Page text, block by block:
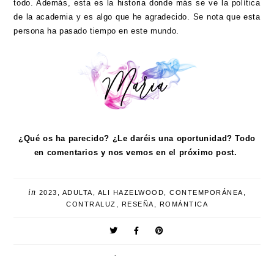
todo. Además, esta es la historia donde más se ve la política
de la academia y es algo que he agradecido. Se nota que esta
persona ha pasado tiempo en este mundo.
¿Qué os ha parecido? ¿Le daréis una oportunidad? Todo
en comentarios y nos vemos en el próximo post.
in 2023 ADULTA ALI HAZELWOOD CONTEMPORÁNEA
CONTRALUZ
RESEÑA ROMÁNTICA